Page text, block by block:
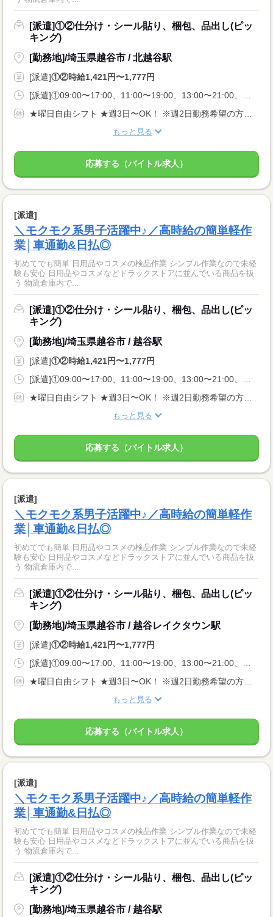
[派遣]①②仕分け・シール貼り、梱包、品出し(ピッ
キング)
[勤務地]/埼玉県越谷市 / 北越谷駅
[派遣]①②時給1,421円〜1,777円
もっと見る
応募する（バイトル求人）
[派遣]
＼モクモク系男子活躍中♪／高時給の簡単軽作
業│車通勤&日払◎
初めてでも簡単 日用品やコスメの検品作業 シンプル作業なので未経
験も安心 日用品やコスメなどドラックストアに並んでいる商品を扱
う 物流倉庫内で...
[派遣]①②仕分け・シール貼り、梱包、品出し(ピッ
キング)
[勤務地]/埼玉県越谷市 / 越谷駅
[派遣]①②時給1,421円〜1,777円
もっと見る
応募する（バイトル求人）
[派遣]
＼モクモク系男子活躍中♪／高時給の簡単軽作
業│車通勤&日払◎
初めてでも簡単 日用品やコスメの検品作業 シンプル作業なので未経
験も安心 日用品やコスメなどドラックストアに並んでいる商品を扱
う 物流倉庫内で...
[派遣]①②仕分け・シール貼り、梱包、品出し(ピッ
キング)
[勤務地]/埼玉県越谷市 / 越谷レイクタウン駅
[派遣]①②時給1,421円〜1,777円
もっと見る
応募する（バイトル求人）
[派遣]
＼モクモク系男子活躍中♪／高時給の簡単軽作
業│車通勤&日払◎
初めてでも簡単 日用品やコスメの検品作業 シンプル作業なので未経
験も安心 日用品やコスメなどドラックストアに並んでいる商品を扱
う 物流倉庫内で...
[派遣]①②仕分け・シール貼り、梱包、品出し(ピッ
キング)
[勤務地]/埼玉県越谷市 / 越谷駅